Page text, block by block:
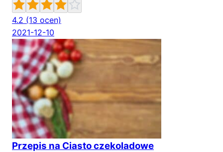
4.2 (13 ocen)
2021-12-10
Przepis na Ciasto czekoladowe